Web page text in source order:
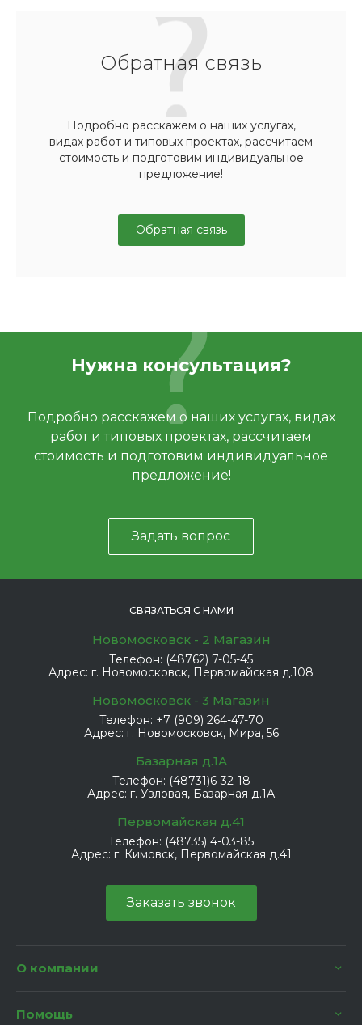
Обратная связь
Подробно расскажем о наших услугах,
видах работ и типовых проектах, рассчитаем
стоимость и подготовим индивидуальное
предложение!
Обратная связь
Нужна консультация?
Подробно расскажем о наших услугах, видах
работ и типовых проектах, рассчитаем
стоимость и подготовим индивидуальное
предложение!
Задать вопрос
СВЯЗАТЬСЯ С НАМИ
Новомосковск - 2 Магазин
Телефон: (48762) 7-05-45
Адрес: г. Новомосковск, Первомайская д.108
Новомосковск - 3 Магазин
Телефон: +7 (909) 264-47-70
Адрес: г. Новомосковск, Мира, 56
Базарная д.1А
Телефон: (48731)6-32-18
Адрес: г. Узловая, Базарная д.1А
Первомайская д.41
Телефон: (48735) 4-03-85
Адрес: г. Кимовск, Первомайская д.41
Заказать звонок
О компании
Помощь